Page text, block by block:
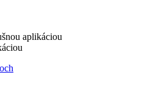
aplikáciou